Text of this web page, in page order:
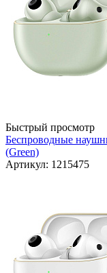
Быстрый просмотр
Беспроводные
(Green)
Артикул: 1215475